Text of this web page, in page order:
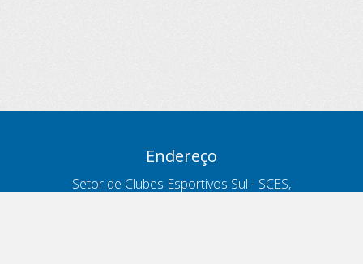
Endereço
Setor de Clubes Esportivos Sul - SCES,